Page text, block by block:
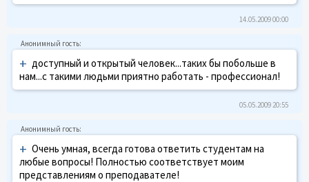
14.05.2009 00:00
+ доступный и открытый человек...таких бы побольше в
нам...с такими людьми приятно работать - профессионал!
05.05.2009 20:55
+ Очень умная, всегда готова ответить студентам на
любые вопросы! Полностью соответствует моим
представлениям о преподавателе!